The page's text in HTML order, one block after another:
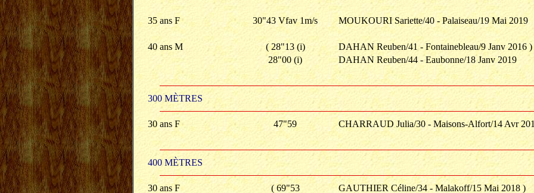
35 ans F 30"43 Vfav 1m/s MOUKOURI Sariette/40 - Palaiseau/19 Mai 2019
40 ans M ( 28"13 (i)
DAHAN Reuben/41 - Fontainebleau/9 Janv 2016 )
28"00 (i)
DAHAN Reuben/44 - Eaubonne/18 Janv 2019
300 MÈTRES
30 ans F 47"59 CHARRAUD Julia/30 - Maisons-Alfort/14 Avr
400 MÈTRES
30 ans F ( 69"53
GAUTHIER Céline/34 - Malakoff/15 Mai 2018 )